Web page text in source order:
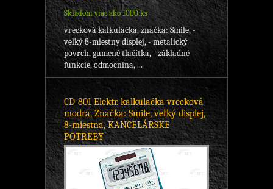
Skladom viac ako 1000 ks
vrecková kalkulačka, značka: Smile, -
veľký 8-miestny displej, - metalický
povrch, gumené tlačítká, - základné
funkcie, odmocnina, ...
CD-801 Elektr. kalkulačka vrecková
modrá, Značka: Smile, veľký displej,
8-miestna, KANCELÁRSKE
POTREBY